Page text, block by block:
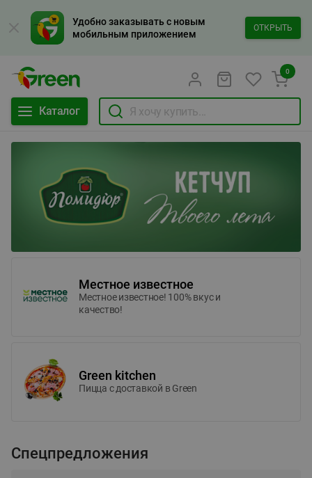
Удобно заказывать с новым
мобильным приложением
ОТКРЫТЬ
Каталог
0
Местное известное
Местное известное! 100% вкус и
качество!
Green kitchen
Пицца c доставкой в Green
Спецпредложения